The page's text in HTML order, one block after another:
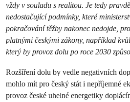
vždy v souladu s realitou. Je tedy
nedostačující podmínky, které
pokračování těžby nakonec nedojde,
platnými českými zákony, například
který by provoz dolu po roce 2030
Rozšíření dolu by vedle negativních
mohlo mít pro český stát i nepříjemné
provoz české uhelné energetiky